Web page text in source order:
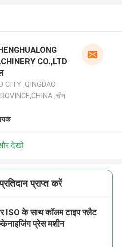
CO.,LTD
CITY ,QINGDAO
,चीन
देखो
प्राप्त करें
ISO के साथ कॉलम टाइप फ्लैट
प्रेस मशीन